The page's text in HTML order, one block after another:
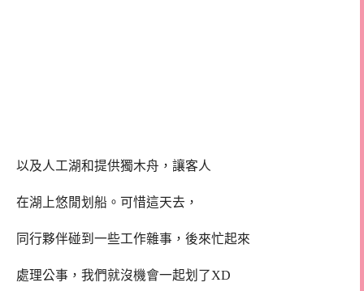
以及人工湖和提供獨木舟，讓客人
在湖上悠閒划船。可惜這天去，
同行夥伴碰到一些工作雜事，後來忙起來
處理公事，我們就沒機會一起划了XD